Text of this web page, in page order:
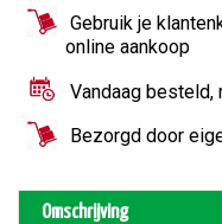
Gebruik je
online aankoop
Vandaag besteld,
Bezorgd door
Omschrijving